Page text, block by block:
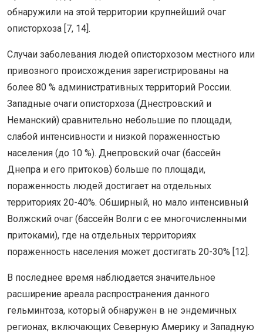
обнаружили на этой территории крупнейший очаг
описторхоза [7, 14].
Случаи заболевания людей описторхозом местного или
привозного происхождения зарегистрированы на
более 80 % административных территорий России.
Западные очаги описторхоза (Днестровский и
Неманский) сравнительно небольшие по площади,
слабой интенсивности и низкой пораженностью
населения (до 10 %). Днепровский очаг (бассейн
Днепра и его притоков) больше по площади,
пораженность людей достигает на отдельных
территориях 20-40%. Обширный, но мало интенсивный
Волжский очаг (бассейн Волги с ее многочисленными
притоками), где на отдельных территориях
пораженность населения может достигать 20-30% [12].
В последнее время наблюдается значительное
расширение ареала распространения данного
гельминтоза, который обнаружен в не эндемичных
регионах, включающих Северную Америку и Западную